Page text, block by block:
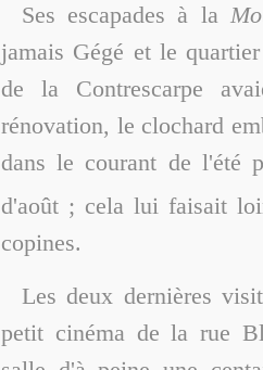
Ses escapades à la
jamais Gégé et le
de la Contrescarpe
rénovation, le clochard
dans le courant de l'été
d'août ; cela lui faisait
copines.
Les deux dernières
petit cinéma de la rue